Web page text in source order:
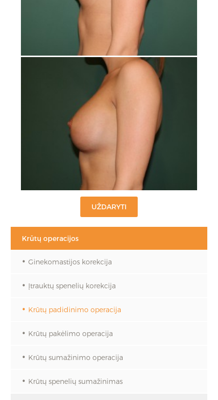
Krūtų operacijos
Ginekomastijos korekcija
Įtrauktų spenelių korekcija
Krūtų padidinimo operacija
Krūtų pakėlimo operacija
Krūtų sumažinimo operacija
Krūtų spenelių sumažinimas